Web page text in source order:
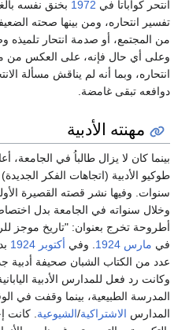
انتحر كواباتا في 1972 بخنق نفسه
تفسير انتحاره، ومن بينها صحته
من المجتمع، أو صدمة انتحار تلميذه
وعلى أي حال فإنه، على العكس من
انتحاره، وبما أنه لم يناقش مسألة
دوافعه تبقى غامضة.
مهنته الأدبية
بينما كان لا يزال طالباُ في الجامعة،
طوكيو الأدبية (اتجاهات الفكر
سنوات. وفيها نشر قصته القصيرة
وخلال سنواته في الجامعة بدل
أطروحة تخرج بعنوان: "تاريخ موجز
في مارس 1924 . وفي أكتوبر 1924
عدد من الكتاب الشبان صحيفة
وكانت رد فعل للمدارس الأدبية
المدرسة الطبيعية، بينما وقفت في
المدارس الاشتراكية/الشيوعية . كانت